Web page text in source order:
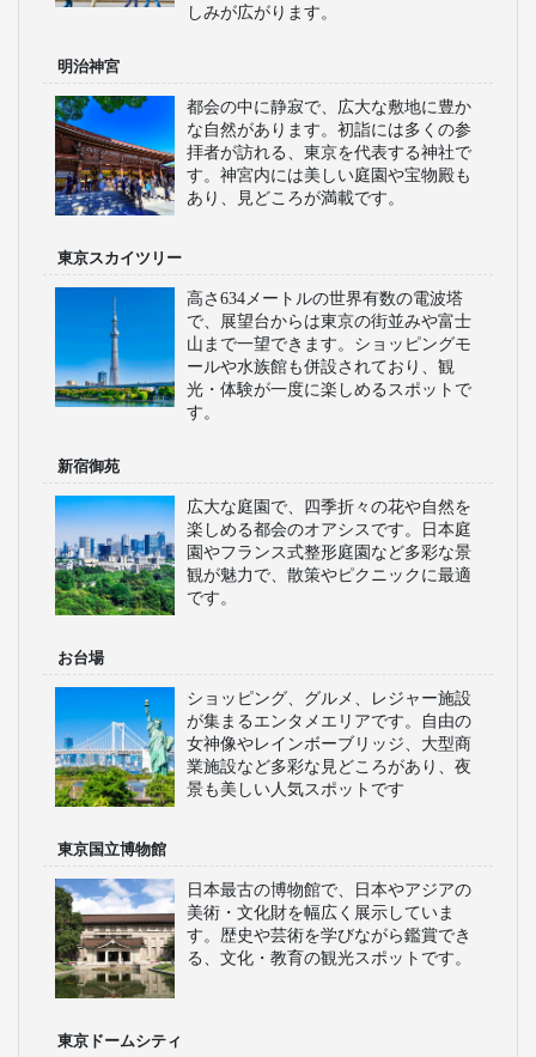
しみが広がります。
明治神宮
都会の中に静寂で、広大な敷地に豊か
な自然があります。初詣には多くの参
拝者が訪れる、東京を代表する神社で
す。神宮内には美しい庭園や宝物殿も
あり、見どころが満載です。
東京スカイツリー
高さ634メートルの世界有数の電波塔
で、展望台からは東京の街並みや富士
山まで一望できます。ショッピングモ
ールや水族館も併設されており、観
光・体験が一度に楽しめるスポットで
す。
新宿御苑
広大な庭園で、四季折々の花や自然を
楽しめる都会のオアシスです。日本庭
園やフランス式整形庭園など多彩な景
観が魅力で、散策やピクニックに最適
です。
お台場
ショッピング、グルメ、レジャー施設
が集まるエンタメエリアです。自由の
女神像やレインボーブリッジ、大型商
業施設など多彩な見どころがあり、夜
景も美しい人気スポットです
東京国立博物館
日本最古の博物館で、日本やアジアの
美術・文化財を幅広く展示していま
す。歴史や芸術を学びながら鑑賞でき
る、文化・教育の観光スポットです。
東京ドームシティ